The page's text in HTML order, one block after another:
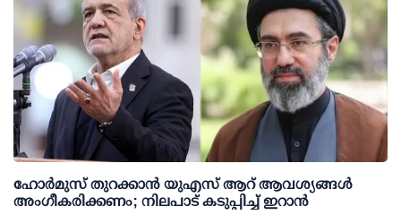
ഹോർമുസ് തുറക്കാൻ യുഎസ് ആറ് ആവശ്യങ്ങൾ
അംഗീകരിക്കണം; നിലപാട് കടുപ്പിച്ച് ഇറാൻ